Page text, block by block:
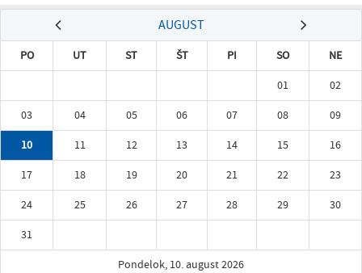
AUGUST
PO UT ST ŠT PI SO
NE
01
02
03
04 05 06 07 08
09
10
11 12 13 14 15
16
17
18 19 20 21 22
23
24
25 26 27 28 29
30
31
Pondelok, 10. august 2026